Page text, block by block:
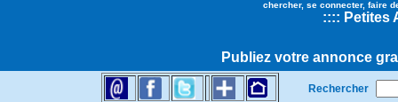
chercher, se connecter, faire
:::: Petites
Publiez votre annonce
Rechercher